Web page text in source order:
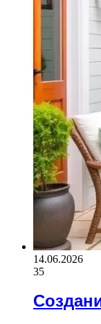
14.06.2026
35